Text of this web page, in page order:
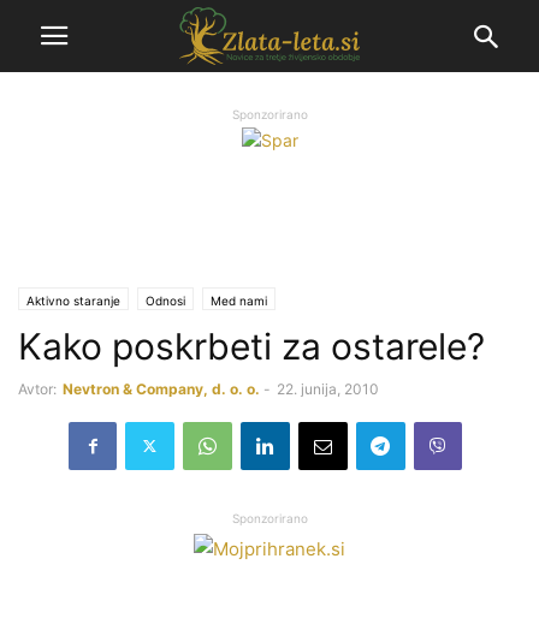
Sponzorirano
Aktivno staranje Odnosi Med nami
Kako poskrbeti za ostarele?
Avtor: Nevtron & Company, d. o. o. - 22. junija, 2010
Sponzorirano